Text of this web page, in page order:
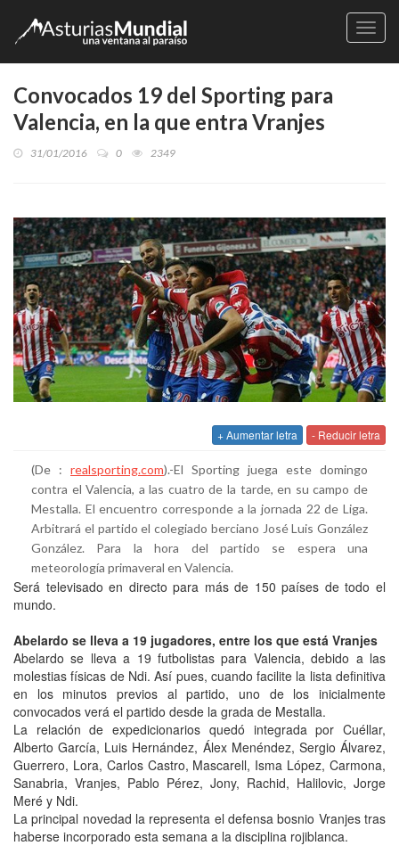
Convocados 19 del Sporting para
Valencia, en la que entra Vranjes
31/01/2016 0 2349
+ Aumentar letra - Reducir letra
(De : realsporting.com).-El Sporting juega este domingo
contra el Valencia, a las cuatro de la tarde, en su campo de
Mestalla. El encuentro corresponde a la jornada 22 de Liga.
Arbitrará el partido el colegiado berciano José Luis González
González. Para la hora del partido se espera una
meteorología primaveral en Valencia.
Será televisado en directo para más de 150 países de todo el
mundo.
Abelardo se lleva a 19 jugadores, entre los que está Vranjes
Abelardose lleva a 19 futbolistas para Valencia, debido a las
molestias físicas de Ndi. Así pues, cuando facilite la lista definitiva
en los minutos previos al partido, uno de los inicialmente
convocados verá el partido desde la grada de Mestalla.
La relación de expedicionarios quedó integrada por Cuéllar,
Alberto García, Luis Hernández, Álex Menéndez, Sergio Álvarez,
Guerrero, Lora, Carlos Castro, Mascarell, Isma López, Carmona,
Sanabria, Vranjes, Pablo Pérez, Jony, Rachid, Halilovic, Jorge
Meré y Ndi.
La principal novedad la representa el defensa bosnio Vranjes tras
haberse incorporado esta semana a la disciplina rojiblanca.